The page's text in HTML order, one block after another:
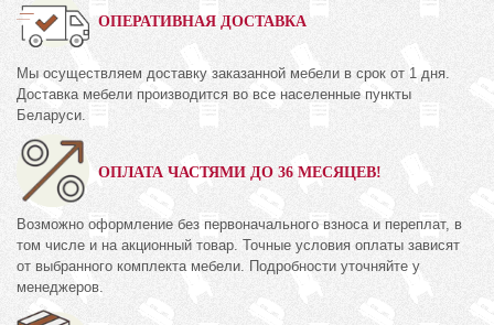
ОПЕРАТИВНАЯ ДОСТАВКА
Мы осуществляем доставку заказанной мебели в срок от 1 дня.
Доставка мебели производится во все населенные пункты
Беларуси.
ОПЛАТА ЧАСТЯМИ ДО 36 МЕСЯЦЕВ!
Возможно оформление без первоначального взноса и переплат, в
том числе и на акционный товар. Точные условия оплаты зависят
от выбранного комплекта мебели. Подробности уточняйте у
менеджеров.